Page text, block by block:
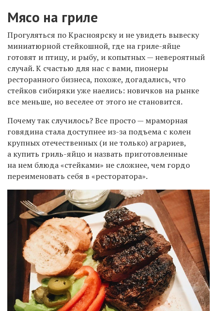
Мясо на гриле
Прогуляться по Красноярску и не увидеть вывеску
миниатюрной стейкошной, где на гриле-яйце
готовят и птицу, и рыбу, и копытных — невероятный
случай. К счастью для нас с вами, пионеры
ресторанного бизнеса, похоже, догадались, что
стейков сибиряки уже наелись: новичков на рынке
все меньше, но веселее от этого не становится.
Почему так случилось? Все просто — мраморная
говядина стала доступнее из-за подъема с колен
крупных отечественных (и не только) аграриев,
а купить гриль-яйцо и назвать приготовленные
на нем блюда «стейками» не сложнее, чем гордо
переименовать себя в «ресторатора».